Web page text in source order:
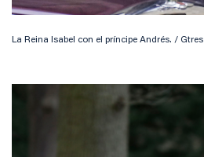
La Reina Isabel con el príncipe Andrés. / Gtres